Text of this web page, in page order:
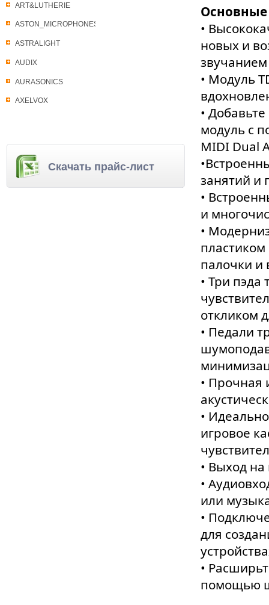
ART&LUTHERIE
ASTON_MICROPHONES
ASTRALIGHT
AUDIX
AURASONICS
AXELVOX
Скачать прайс-лист
•
новых и
• Модуль
•
модуль с
MIDI Dual
занятий и
•
и
•
палочки и
• Три пэда
откликом
• Педали
• Прочная
•
игровое
• Выход
•
или
•
для
•
помощью